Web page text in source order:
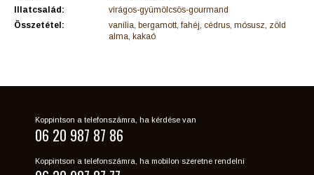
Illatcsalád:
virágos-gyümölcsös-gourmand
Összetétel:
vanília, bergamott, fahéj, cédrus, mósusz, zöld
alma, kakaó
Koppintson a telefonszámra, ha kérdése van
06 20 987 87 86
Koppintson a telefonszámra, ha mobilon szeretne rendelni